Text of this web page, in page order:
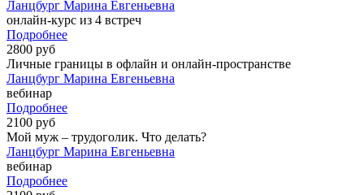
Ланцбург Марина Евгеньевна
онлайн-курс из 4 встреч
Подробнее
2800 руб
Личные границы в офлайн и онлайн-пространстве
Ланцбург Марина Евгеньевна
вебинар
Подробнее
2100 руб
Мой муж – трудоголик. Что делать?
Ланцбург Марина Евгеньевна
вебинар
Подробнее